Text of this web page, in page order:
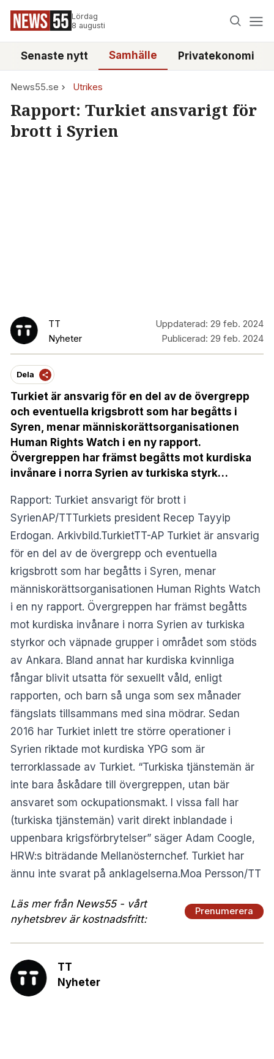
Lördag
8 augusti
Senaste nytt Samhälle Privatekonomi
News55.se Utrikes
Rapport: Turkiet ansvarigt för
brott i Syrien
TT
Nyheter
Uppdaterad: 29 feb. 2024
Publicerad: 29 feb. 2024
Dela
Turkiet är ansvarig för en del av de övergrepp
och eventuella krigsbrott som har begåtts i
Syren, menar människorättsorganisationen
Human Rights Watch i en ny rapport.
Övergreppen har främst begåtts mot kurdiska
invånare i norra Syrien av turkiska styrk…
Rapport: Turkiet ansvarigt för brott i
SyrienAP/TTTurkiets president Recep Tayyip
Erdogan. Arkivbild.TurkietTT-AP Turkiet är ansvarig
för en del av de övergrepp och eventuella
krigsbrott som har begåtts i Syren, menar
människorättsorganisationen Human Rights Watch
i en ny rapport. Övergreppen har främst begåtts
mot kurdiska invånare i norra Syrien av turkiska
styrkor och väpnade grupper i området som stöds
av Ankara. Bland annat har kurdiska kvinnliga
fångar blivit utsatta för sexuellt våld, enligt
rapporten, och barn så unga som sex månader
fängslats tillsammans med sina mödrar. Sedan
2016 har Turkiet inlett tre större operationer i
Syrien riktade mot kurdiska YPG som är
terrorklassade av Turkiet. “Turkiska tjänstemän är
inte bara åskådare till övergreppen, utan bär
ansvaret som ockupationsmakt. I vissa fall har
(turkiska tjänstemän) varit direkt inblandade i
uppenbara krigsförbrytelser” säger Adam Coogle,
HRW:s biträdande Mellanösternchef. Turkiet har
ännu inte svarat på anklagelserna.Moa Persson/TT
Läs mer från News55 - vårt
nyhetsbrev är kostnadsfritt:
Prenumerera
TT
Nyheter